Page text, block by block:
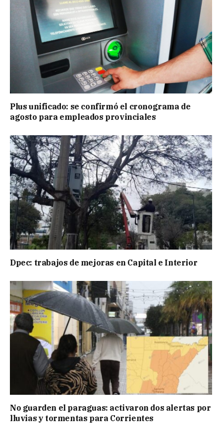
Plus unificado: se confirmó el cronograma de
agosto para empleados provinciales
Dpec: trabajos de mejoras en Capital e Interior
No guarden el paraguas: activaron dos alertas por
lluvias y tormentas para Corrientes